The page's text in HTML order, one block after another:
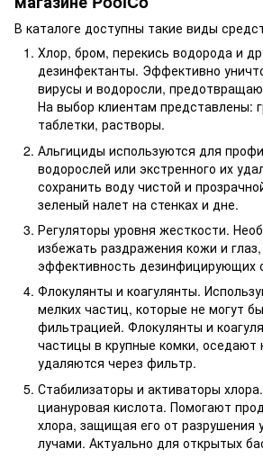
В каталоге доступны такие виды
Хлор, бром, перекись водорода и
дезинфектанты. Эффективно
вирусы и водоросли,
На выбор клиентам представлены:
таблетки, растворы.
Альгициды используются для
водорослей или экстренного их
сохранить воду чистой и
зеленый налет на стенках и дне.
Регуляторы уровня жесткости.
избежать раздражения кожи и
эффективность дезинфицирующих
Флокулянты и коагулянты.
мелких частиц, которые не могут
фильтрацией. Флокулянты и
частицы в крупные комки, оседают
удаляются через фильтр.
Стабилизаторы и активаторы
циануровая кислота. Помогают
хлора, защищая его от разрушения
лучами. Актуально для открытых